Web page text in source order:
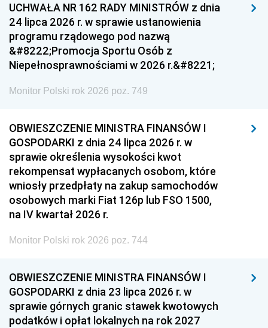
UCHWAŁA NR 162 RADY MINISTRÓW z dnia
24 lipca 2026 r. w sprawie ustanowienia
programu rządowego pod nazwą
&#8222;Promocja Sportu Osób z
Niepełnosprawnościami w 2026 r.&#8221;
Monitor Polski rok 2026 poz. 749
OBWIESZCZENIE MINISTRA FINANSÓW I
GOSPODARKI z dnia 24 lipca 2026 r. w
sprawie określenia wysokości kwot
rekompensat wypłacanych osobom, które
wniosły przedpłaty na zakup samochodów
osobowych marki Fiat 126p lub FSO 1500,
na IV kwartał 2026 r.
Monitor Polski rok 2026 poz. 744
OBWIESZCZENIE MINISTRA FINANSÓW I
GOSPODARKI z dnia 23 lipca 2026 r. w
sprawie górnych granic stawek kwotowych
podatków i opłat lokalnych na rok 2027